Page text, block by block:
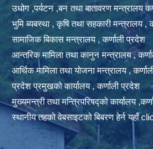
उधोग ,पर्यटन ,बन तथा बातावरण मन्त्रालय
भुमि ब्यबस्था , कृषि तथा सहकारी मन्त्रालय ,
सामाजिक बिकास मन्त्रालय , कर्णाली प्रदेश
आन्तरिक मामिला तथा कानुन मन्त्रालय ,
आर्थिक मामिला तथा योजना मन्त्रालय ,
प्रदेश प्रमुखको कार्यालय , कर्णाली प्रदेश
मुख्यमन्त्री तथा मन्त्रिपरिषद्को कार्यालय
स्थानीय तहको वेबसाइटको बिबरण हेर्न यहाँ